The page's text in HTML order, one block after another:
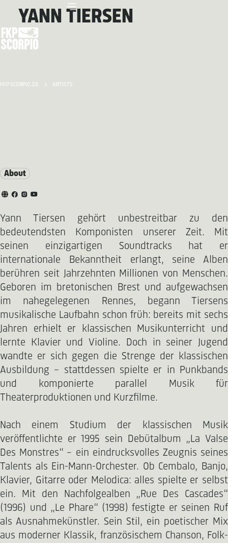
FKP SCORPIO.DE ARTISTS
YANN TIERSEN
About
Yann Tiersen gehört unbestreitbar zu den
bedeutendsten Komponisten unserer Zeit. Mit
seinen einzigartigen Soundtracks hat er
internationale Bekanntheit erlangt, seine Alben
berühren seit Jahrzehnten Millionen von Menschen.
Geboren im bretonischen Brest und aufgewachsen
im nahegelegenen Rennes, begann Tiersens
musikalische Laufbahn schon früh: bereits mit sechs
Jahren erhielt er klassischen Musikunterricht und
lernte Klavier und Violine. Doch in seiner Jugend
wandte er sich gegen die Strenge der klassischen
Ausbildung – stattdessen spielte er in Punkbands
und komponierte parallel Musik für
Theaterproduktionen und Kurzfilme.
Nach einem Studium der klassischen Musik
veröffentlichte er 1995 sein Debütalbum „La Valse
Des Monstres“ – ein eindrucksvolles Zeugnis seines
Talents als Ein-Mann-Orchester. Ob Cembalo, Banjo,
Klavier, Gitarre oder Melodica: alles spielte er selbst
ein. Mit den Nachfolgealben „Rue Des Cascades“
(1996) und „Le Phare“ (1998) festigte er seinen Ruf
als Ausnahmekünstler. Sein Stil, ein poetischer Mix
aus moderner Klassik, französischem Chanson, Folk-